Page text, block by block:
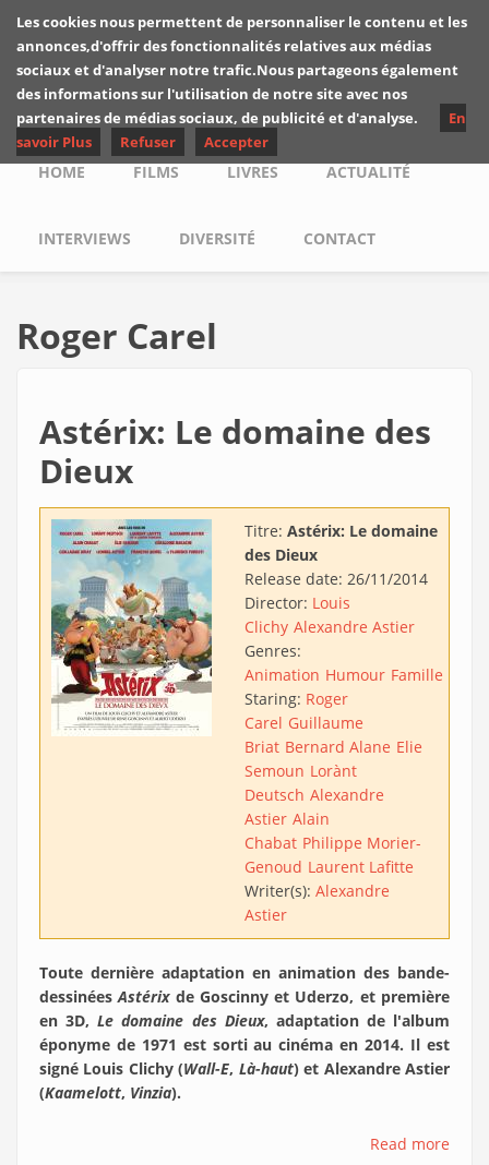
Skip to main content
Les critiques de
Yuyine
Main menu
HOME FILMS LIVRES ACTUALITÉ
INTERVIEWS DIVERSITÉ CONTACT
Roger Carel
Astérix: Le domaine des
Dieux
Titre: Astérix: Le domaine
des Dieux
Release date: 26/11/2014
Director: Louis
Clichy Alexandre Astier
Genres:
Animation Humour Famille
Staring: Roger
Carel Guillaume
Briat Bernard Alane Elie
Semoun Lorànt
Deutsch Alexandre
Astier Alain
Chabat Philippe Morier-
Genoud Laurent Lafitte
Writer(s): Alexandre
Astier
Toute dernière adaptation en animation des bande-
dessinéesAstérixde Goscinny et Uderzo, et première
en 3D, Le domaine des Dieux, adaptation de l'album
éponyme de 1971 est sorti au cinéma en 2014. Il est
signé Louis Clichy (Wall-E, Là-haut) et Alexandre Astier
(Kaamelott, Vinzia).
Read more
Les cookies nous permettent de personnaliser le contenu et les
annonces,d'offrir des fonctionnalités relatives aux médias
sociaux et d'analyser notre trafic.Nous partageons également
des informations sur l'utilisation de notre site avec nos
partenaires de médias sociaux, de publicité et d'analyse.
En
savoir Plus
Refuser Accepter